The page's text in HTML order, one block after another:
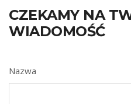
CZEKAMY NA
WIADOMOŚĆ
Nazwa